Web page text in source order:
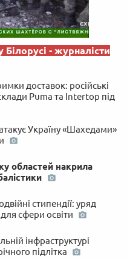
Білорусі - журналісти
доставок: російські
Puma та Intertop під
Україну «Шахедами»
областей накрила
стипендії: уряд
сфери освіти
інфраструктурі
підлітка